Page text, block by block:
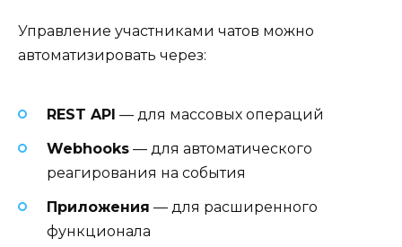
Управление участниками чатов можно
автоматизировать через:
REST API — для массовых операций
Webhooks — для автоматического
реагирования на события
Приложения — для расширенного
функционала